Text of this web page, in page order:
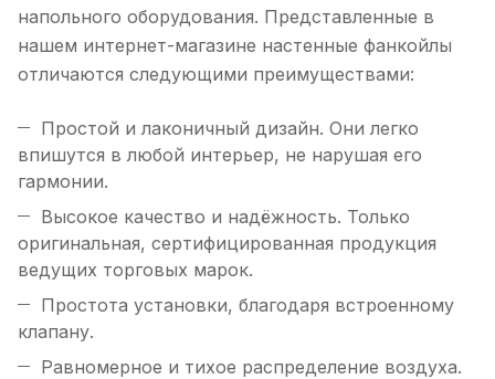
напольного оборудования. Представленные в
нашем интернет-магазине настенные фанкойлы
отличаются следующими преимуществами:
Простой и лаконичный дизайн. Они легко
впишутся в любой интерьер, не нарушая его
гармонии.
Высокое качество и надёжность. Только
оригинальная, сертифицированная продукция
ведущих торговых марок.
Простота установки, благодаря встроенному
клапану.
Равномерное и тихое распределение воздуха.